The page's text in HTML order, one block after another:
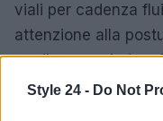
Style 24 - Do Not
viali per cadenza
attenzione alla
medio-avanpiede e
urban-chic percorsi